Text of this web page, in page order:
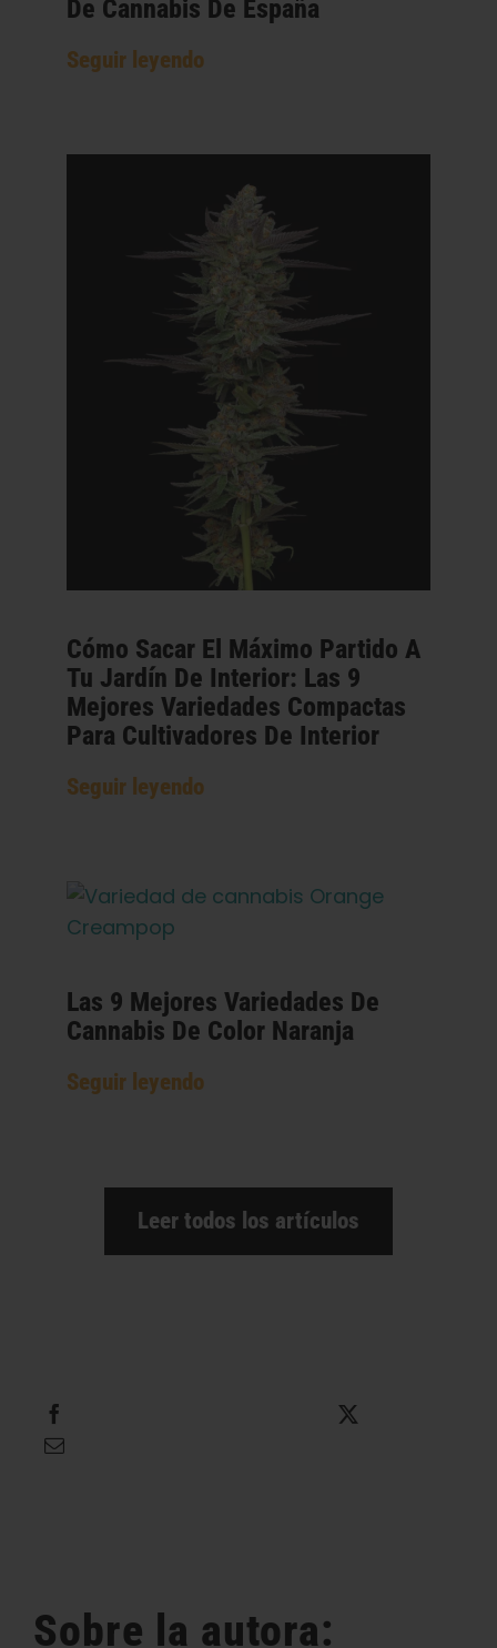
De Cannabis De España
Seguir leyendo
Cómo Sacar El Máximo Partido A
Tu Jardín De Interior: Las 9
Mejores Variedades Compactas
Para Cultivadores De Interior
Seguir leyendo
Las 9 Mejores Variedades De
Cannabis De Color Naranja
Seguir leyendo
Leer todos los artículos
Sobre la autora: